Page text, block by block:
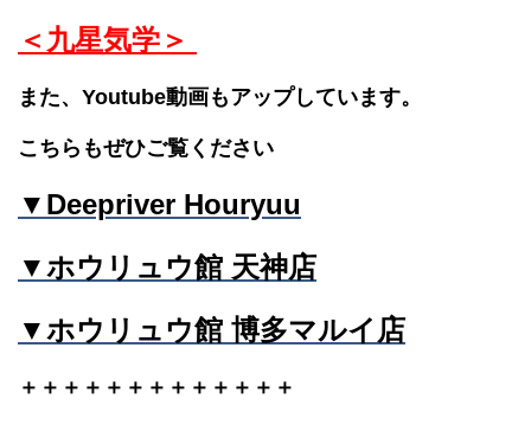
＜九星気学＞
また、Youtube動画もアップしています。
こちらもぜひご覧ください
▼Deepriver Houryuu
▼ホウリュウ館 天神店
▼ホウリュウ館 博多マルイ店
＋＋＋＋＋＋＋＋＋＋＋＋＋